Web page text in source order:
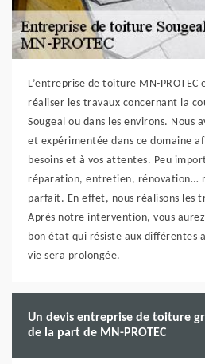
L’entreprise de toiture MN-PROTEC
réaliser les travaux concernant la
Sougeal ou dans les environs. Nous
et expérimentée dans ce domaine
besoins et à vos attentes. Peu
réparation, entretien, rénovation…
parfait. En effet, nous réalisons les
Après notre intervention, vous
bon état qui résiste aux différentes
vie sera prolongée.
Un devis entreprise de toiture
de la part de MN-PROTEC